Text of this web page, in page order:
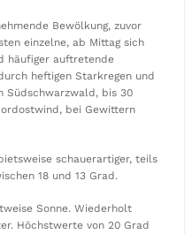
Bewölkung, zuvor
einzelne, ab Mittag sich
häufiger auftretende
heftigen Starkregen und
Südschwarzwald, bis 30
bei Gewittern
schauerartiger, teils
18 und 13 Grad.
Sonne. Wiederholt
Höchstwerte von 20 Grad